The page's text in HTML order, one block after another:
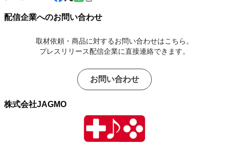
配信企業へのお問い合わせ
取材依頼・商品に対するお問い合わせはこちら。
プレスリリース配信企業に直接連絡できます。
お問い合わせ
株式会社JAGMO